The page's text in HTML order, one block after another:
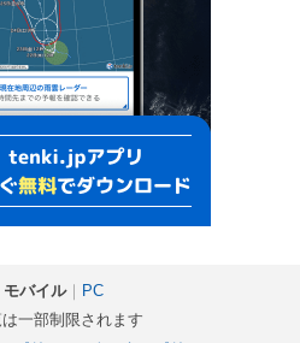
モバイル｜
PC
一部制限されます